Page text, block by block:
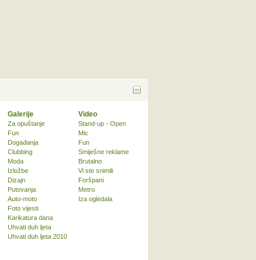
Galerije
Za opuštanje
Fun
Događanja
Clubbing
Moda
Izložbe
Dizajn
Putovanja
Auto-moto
Foto vijesti
Karikatura dana
Uhvati duh ljeta
Uhvati duh ljeta 2010
Video
Stand-up - Open
Mic
Fun
Smiješne reklame
Brutalno
Vi ste snimili
Foršpani
Metro
Iza ogledala